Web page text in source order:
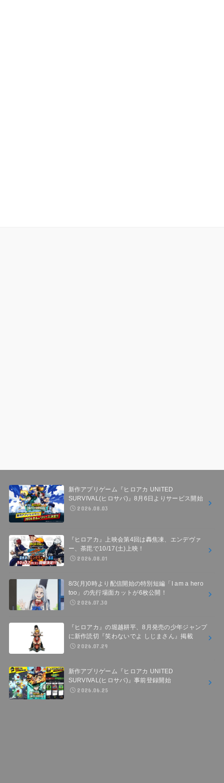
新作アプリゲーム『ヒロアカ UNITED
SURVIVAL(ヒロサバ)』8月6日よりサービス開始
2026.08.03
『ヒロアカ』上映会第4回は轟焦凍、エンデヴァ
ー、荼毘で10/17(土)上映！
2026.08.01
8/3(月)0時より配信開始の特別短編「I am a hero
too」の先行場面カットが6枚公開！
2026.07.30
『ヒロアカ』の堀越耕平、8月発売の少年ジャンプ
に新作読切『笑わないでよ しじまさん』掲載
2026.07.29
新作アプリゲーム『ヒロアカ UNITED
SURVIVAL(ヒロサバ)』事前登録開始
2026.06.25